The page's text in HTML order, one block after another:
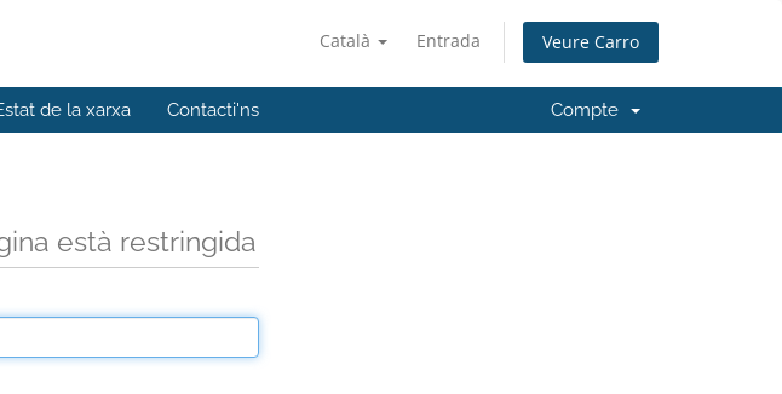
Català Entrada Veure Carro
de la xarxa Contacti'ns Compte
està restringida